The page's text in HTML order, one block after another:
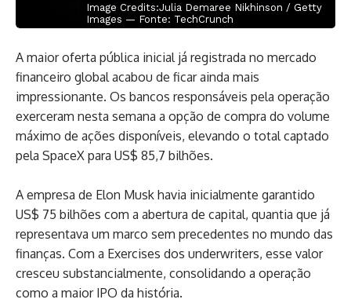
Image Credits:Julia Demaree Nikhinson / Getty
Images — Fonte: TechCrunch
A maior oferta pública inicial já registrada no mercado
financeiro global acabou de ficar ainda mais
impressionante. Os bancos responsáveis pela operação
exerceram nesta semana a opção de compra do volume
máximo de ações disponíveis, elevando o total captado
pela SpaceX para US$ 85,7 bilhões.
A empresa de Elon Musk havia inicialmente garantido
US$ 75 bilhões com a abertura de capital, quantia que já
representava um marco sem precedentes no mundo das
finanças. Com a Exercises dos underwriters, esse valor
cresceu substancialmente, consolidando a operação
como a maior IPO da história.